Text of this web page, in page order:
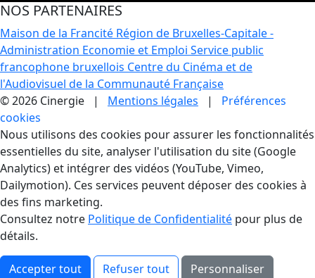
NOS PARTENAIRES
Maison de la Francité Région de Bruxelles-Capitale -
Administration Economie et Emploi Service public
francophone bruxellois Centre du Cinéma et de
l'Audiovisuel de la Communauté Française
© 2026 Cinergie | Mentions légales | Préférences
cookies
Gestion des Cookies
Nous utilisons des cookies pour assurer les fonctionnalités
essentielles du site, analyser l'utilisation du site (Google
Analytics) et intégrer des vidéos (YouTube, Vimeo,
Dailymotion). Ces services peuvent déposer des cookies à
des fins marketing.
Consultez notre Politique de Confidentialité pour plus de
détails.
Accepter tout Refuser tout Personnaliser